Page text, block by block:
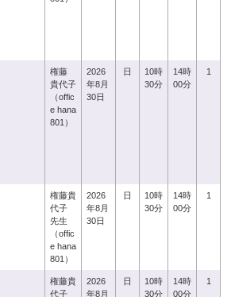
権藤
貴代子
（offic
e hana
801）
2026
年8月
30日
日
10時
30分
14時
00分
1
権藤貴
代子
先生
（offic
e hana
801）
2026
年8月
30日
日
10時
30分
14時
00分
1
権藤貴
代子
2026
年8月
日
10時
30分
14時
00分
1